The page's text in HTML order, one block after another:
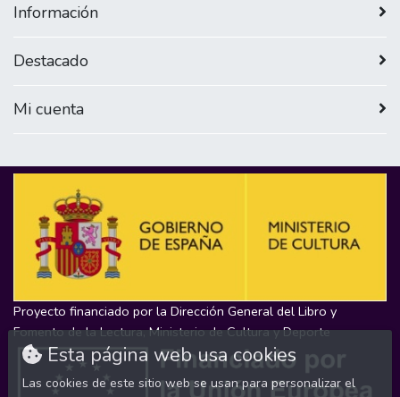
Información
Destacado
Mi cuenta
Proyecto financiado por la Dirección General del Libro y
Fomento de la Lectura, Ministerio de Cultura y Deporte
Esta página web usa cookies
Las cookies de este sitio web se usan para personalizar el